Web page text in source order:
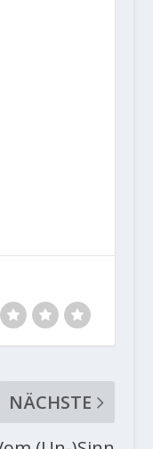
NÄCHSTE